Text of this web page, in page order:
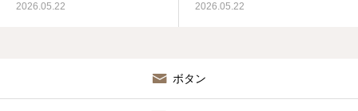
2026.05.22 2026.05.22
ボタン